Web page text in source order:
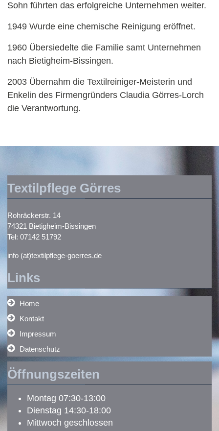
Sohn führten das erfolgreiche Unternehmen weiter.
1949 Wurde eine chemische Reinigung eröffnet.
1960 Übersiedelte die Familie samt Unternehmen
nach Bietigheim-Bissingen.
2003 Übernahm die Textilreiniger-Meisterin und
Enkelin des Firmengründers Claudia Görres-Lorch
die Verantwortung.
Textilpflege Görres
Rohräckerstr. 14
74321 Bietigheim-Bissingen
Tel: 07142 51792
info (at)textilpflege-goerres.de
Links
Home
Kontakt
Impressum
Datenschutz
Öffnungszeiten
Montag 07:30-13:00
Dienstag 14:30-18:00
Mittwoch geschlossen